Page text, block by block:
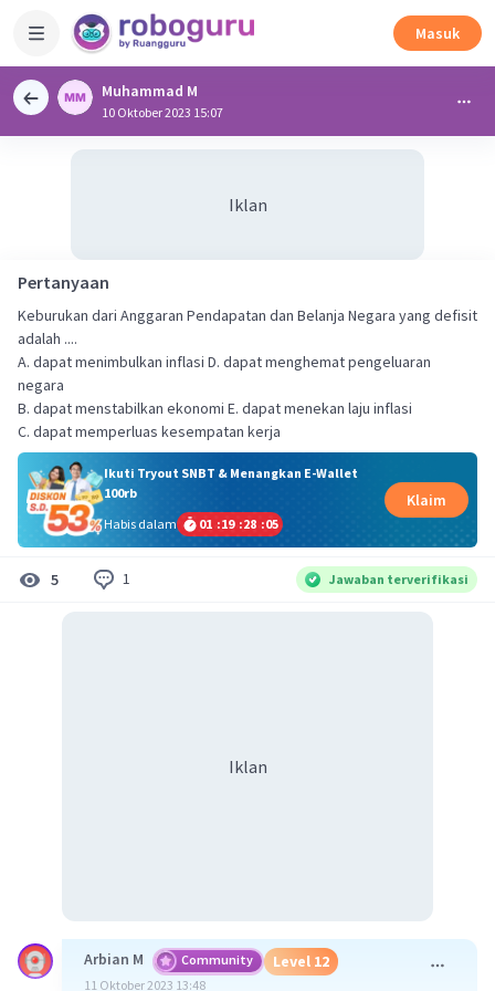
Masuk
Muhammad M
10 Oktober 2023 15:07
Iklan
Pertanyaan
Keburukan dari Anggaran Pendapatan dan Belanja Negara yang defisit
adalah ....
A. dapat menimbulkan inflasi D. dapat menghemat pengeluaran
negara
B. dapat menstabilkan ekonomi E. dapat menekan laju inflasi
C. dapat memperluas kesempatan kerja
Ikuti Tryout SNBT & Menangkan E-Wallet
100rb
Habis dalam
01 :19 :28 :05
Klaim
5 1 Jawaban terverifikasi
Iklan
Arbian M Community Level 12
11 Oktober 2023 13:48